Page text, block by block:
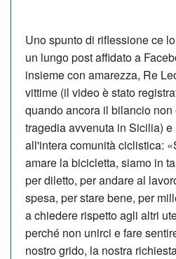
Uno spunto di riflessione ce
un lungo post affidato a
insieme con amarezza, Re
vittime (il video è stato
quando ancora il bilancio
tragedia avvenuta in Sicilia)
all'intera comunità ciclistica:
amare la bicicletta, siamo in
per diletto, per andare al
spesa, per stare bene, per
a chiedere rispetto agli altri
perché non unirci e fare
nostro grido, la nostra